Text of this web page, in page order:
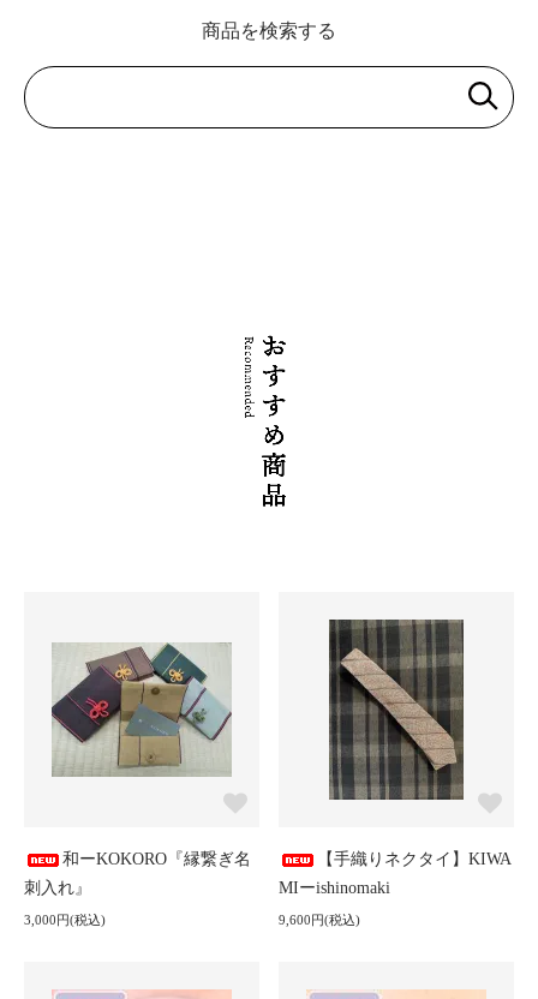
商品を検索する
和ーKOKORO『縁繋ぎ名
刺入れ』
3,000円(税込)
【手織りネクタイ】KIWA
MIーishinomaki
9,600円(税込)